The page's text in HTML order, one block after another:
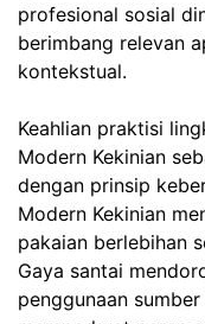
profesional sosial
berimbang relevan
kontekstual.
Keahlian praktisi
Modern Kekinian
dengan prinsip
Modern Kekinian
pakaian berlebihan
Gaya santai
penggunaan